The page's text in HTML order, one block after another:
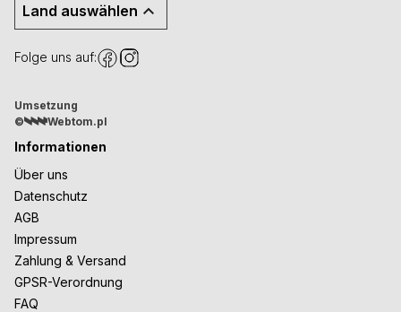
Land auswählen
Folge uns auf:
Umsetzung
©
Webtom.pl
Informationen
Über uns
Datenschutz
AGB
Impressum
Zahlung & Versand
GPSR-Verordnung
FAQ